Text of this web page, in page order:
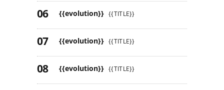
{{evolution}} {{TITLE}}
{{evolution}} {{TITLE}}
{{evolution}} {{TITLE}}